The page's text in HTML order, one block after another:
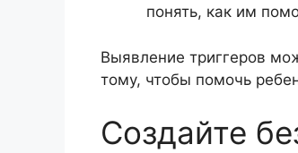
понять, как им
Выявление триггеров
тому, чтобы помочь
Создайте